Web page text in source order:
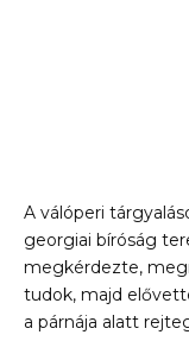
A válóperi
georgiai bíróság
megkérdezte,
tudok, majd
a párnája alatt